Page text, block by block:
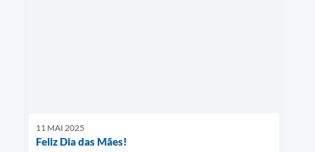
11 MAI 2025
Feliz Dia das Mães!